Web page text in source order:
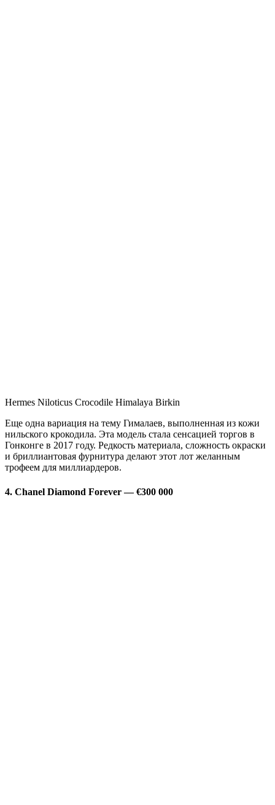
Hermes Niloticus Crocodile Himalaya Birkin
Еще одна вариация на тему Гималаев, выполненная из кожи
нильского крокодила. Эта модель стала сенсацией торгов в
Гонконге в 2017 году. Редкость материала, сложность окраски
и бриллиантовая фурнитура делают этот лот желанным
трофеем для миллиардеров.
4. Chanel Diamond Forever — €300 000